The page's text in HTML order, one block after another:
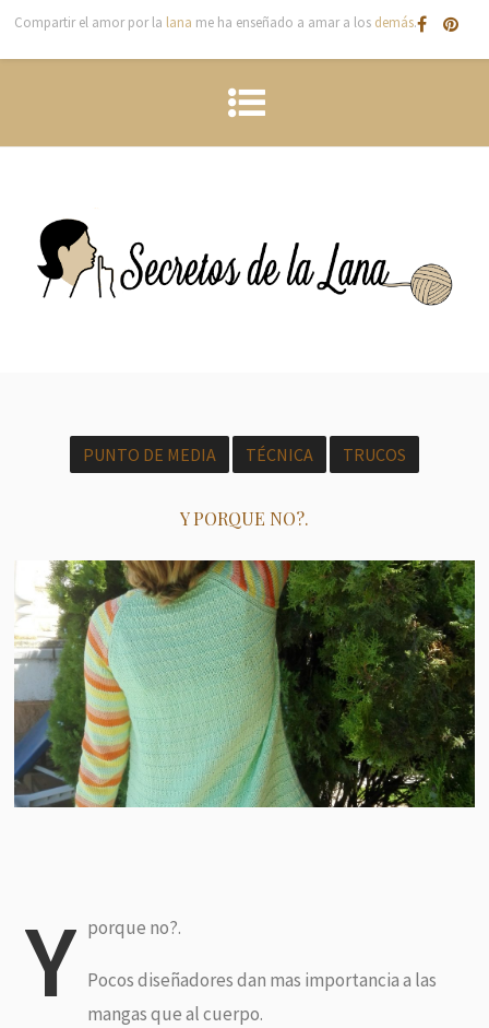
Compartir el amor por la lana me ha enseñado a amar a los demás.
PUNTO DE MEDIA TÉCNICA TRUCOS
Y PORQUE NO?.
Y porque no?.
Pocos diseñadores dan mas importancia a las
mangas que al cuerpo.